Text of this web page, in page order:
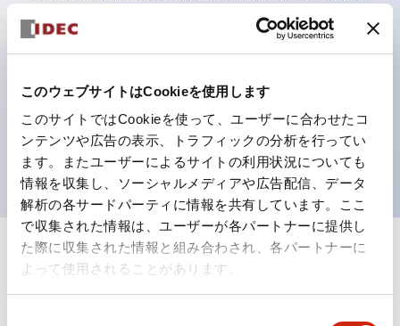
このウェブサイトはCookieを使用します
このサイトではCookieを使って、ユーザーに合わせたコ
ンテンツや広告の表示、トラフィックの分析を行ってい
ます。またユーザーによるサイトの利用状況についても
情報を収集し、ソーシャルメディアや広告配信、データ
解析の各サードパーティに情報を共有しています。ここ
で収集された情報は、ユーザーが各パートナーに提供し
た際に収集された情報と組み合わされ、各パートナーに
よって使用されることがあります。
タイプの定格使用電圧が最大240Vまで対応可能になり
ました。
で色ごとに分かれていたLED球を、1色のLED球で各色
を表現できるようにしました。
UL、CSA、TÜV、CCC認証品。
仕様